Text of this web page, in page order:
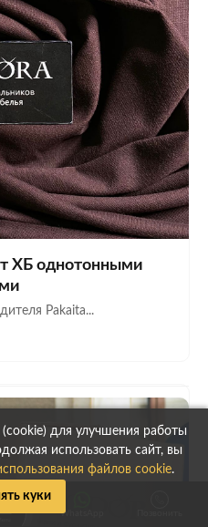
WhatsApp
ХБ однотонными
Pakaita...
для улучшения работы
использовать сайт, вы
файлов cookie.
куки